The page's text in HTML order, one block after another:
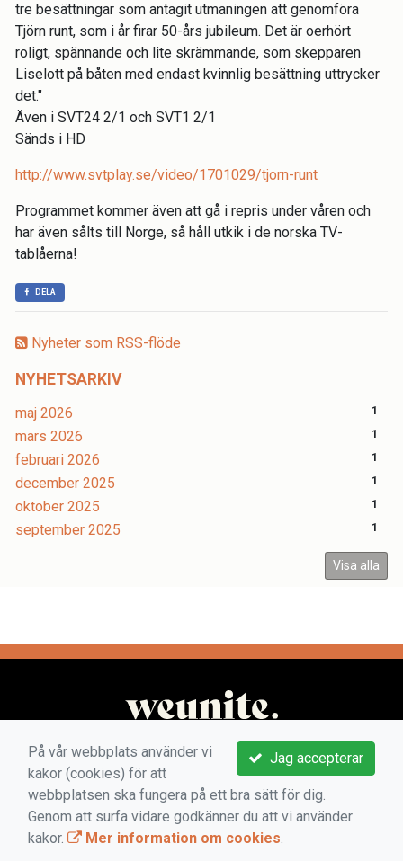
Nyheter som RSS-flöde
NYHETSARKIV
maj 2026 1
mars 2026 1
februari 2026 1
december 2025 1
oktober 2025 1
september 2025 1
Visa alla
tre besättningar som antagit utmaningen att genomföra
Tjörn runt, som i år firar 50-års jubileum. Det är oerhört
roligt, spännande och lite skrämmande, som skepparen
Liselott på båten med endast kvinnlig besättning uttrycker
det."
Även i SVT24 2/1 och SVT1 2/1
Sänds i HD
http://www.svtplay.se/video/1701029/tjorn-runt
Programmet kommer även att gå i repris under våren och
har även sålts till Norge, så håll utkik i de norska TV-
tablåerna!
DELA
Jag accepterar
På vår webbplats använder vi
kakor (cookies) för att
webbplatsen ska fungera på ett bra sätt för dig.
Genom att surfa vidare godkänner du att vi använder
kakor.
Mer information om cookies.